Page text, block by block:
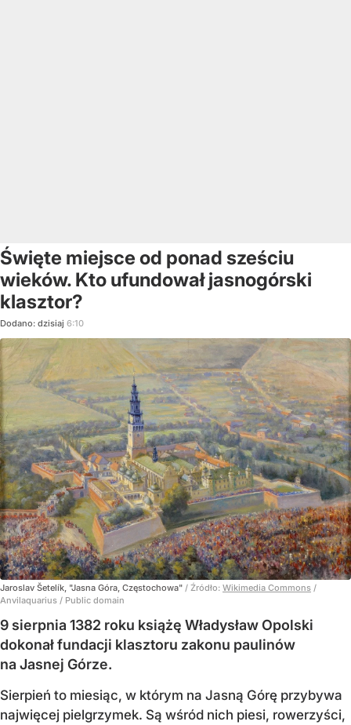
Święte miejsce od ponad sześciu
wieków. Kto ufundował jasnogórski
klasztor?
Dodano: dzisiaj 6:10
Jaroslav Šetelík, "Jasna Góra, Częstochowa" / Źródło: Wikimedia Commons /
Anvilaquarius / Public domain
9 sierpnia 1382 roku książę Władysław Opolski
dokonał fundacji klasztoru zakonu paulinów
na Jasnej Górze.
Sierpień to miesiąc, w którym na Jasną Górę przybywa
najwięcej pielgrzymek. Są wśród nich piesi, rowerzyści,